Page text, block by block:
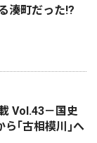
湊町だった!?
Vol.43－国史
ら｢古相模川｣へ